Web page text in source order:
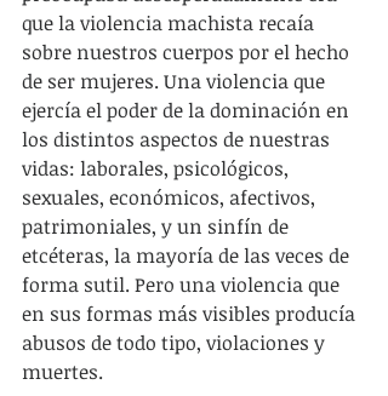
que la violencia machista recaía
sobre nuestros cuerpos por el hecho
de ser mujeres. Una violencia que
ejercía el poder de la dominación en
los distintos aspectos de nuestras
vidas: laborales, psicológicos,
sexuales, económicos, afectivos,
patrimoniales, y un sinfín de
etcéteras, la mayoría de las veces de
forma sutil. Pero una violencia que
en sus formas más visibles producía
abusos de todo tipo, violaciones y
muertes.